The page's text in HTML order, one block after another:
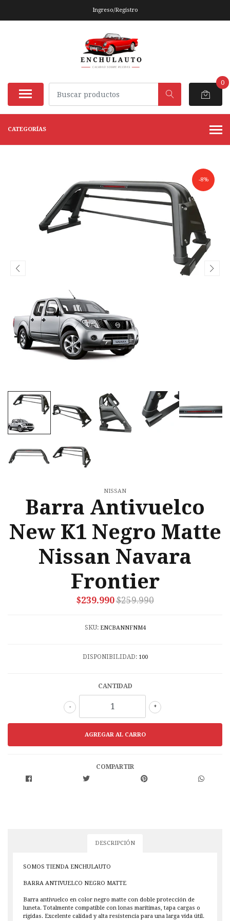
Ingreso/Registro
0
CATEGORÍAS
-8%
NISSAN
Barra Antivuelco
New K1 Negro Matte
Nissan Navara
Frontier
$239.990$259.990
SKU: ENCBANNFNM4
DISPONIBILIDAD: 100
CANTIDAD
+
-
COMPARTIR
DESCRIPCIÓN
SOMOS TIENDA ENCHULAUTO
BARRA ANTIVUELCO NEGRO MATTE
Barra antivuelco en color negro matte con doble protección de
luneta. Totalmente compatible con lonas marítimas, tapa cargas o
rígidas. Excelente calidad y alta resistencia para una larga vida útil.